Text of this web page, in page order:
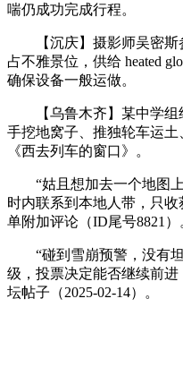
喘仍成功完成行程。
【沉庆】摄影师吴密斯
占不雅景位，供给 heated
确保设备一般运做。
【乌鲁木齐】某中学组
手挖地窝子、推独轮车运
《西去列车的窗口》。
“姑且想加去一个地图上
时内联系到本地人带，只
单附加评论（ID尾号8821）
“碰到雪崩预警，没有坦
级，投票决定能否继续前
坛帖子（2025-02-14）。